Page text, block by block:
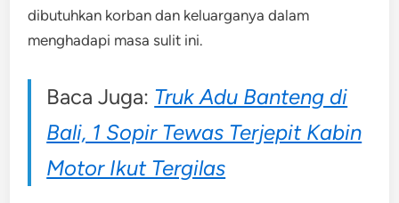
dibutuhkan korban dan keluarganya dalam
menghadapi masa sulit ini.
Baca Juga: Truk Adu Banteng di
Bali, 1 Sopir Tewas Terjepit Kabin
Motor Ikut Tergilas